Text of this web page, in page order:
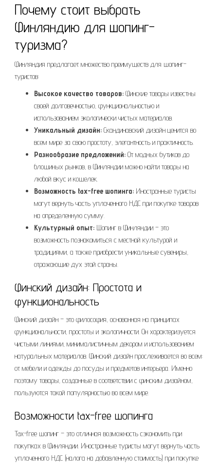
Почему стоит выбрать
Финляндию для шопинг-
туризма?
Финляндия предлагает множество преимуществ для шопинг-
туристов:
Высокое качество товаров: Финские товары известны
своей долговечностью, функциональностью и
использованием экологически чистых материалов.
Уникальный дизайн: Скандинавский дизайн ценится во
всем мире за свою простоту, элегантность и практичность.
Разнообразие предложений: От модных бутиков до
блошиных рынков, в Финляндии можно найти товары на
любой вкус и кошелек.
Возможность tax-free шопинга: Иностранные туристы
могут вернуть часть уплаченного НДС при покупке товаров
на определенную сумму.
Культурный опыт: Шопинг в Финляндии – это
возможность познакомиться с местной культурой и
традициями, а также приобрести уникальные сувениры,
отражающие дух этой страны.
Финский дизайн: Простота и
функциональность
Финский дизайн – это философия, основанная на принципах
функциональности, простоты и экологичности. Он характеризуется
чистыми линиями, минималистичным декором и использованием
натуральных материалов. Финский дизайн прослеживается во всем:
от мебели и одежды до посуды и предметов интерьера. Именно
поэтому товары, созданные в соответствии с финским дизайном,
пользуются такой популярностью во всем мире.
Возможности tax-free шопинга
Tax-free шопинг – это отличная возможность сэкономить при
покупках в Финляндии. Иностранные туристы могут вернуть часть
уплаченного НДС (налога на добавленную стоимость) при покупке